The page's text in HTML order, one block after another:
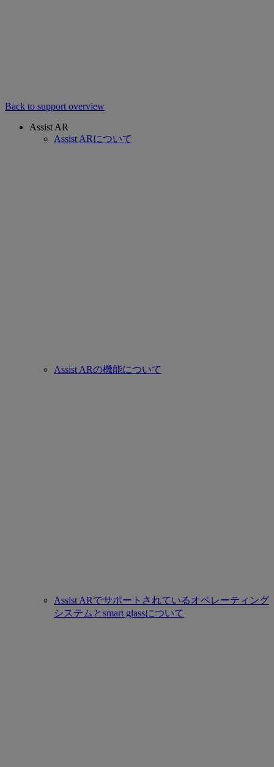
Back to support overview
Assist AR
Assist ARについて
Assist ARの機能について
Assist ARでサポートされているオペレーティング
システムとsmart glassについて